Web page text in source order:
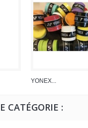
YONEX...
CATÉGORIE :